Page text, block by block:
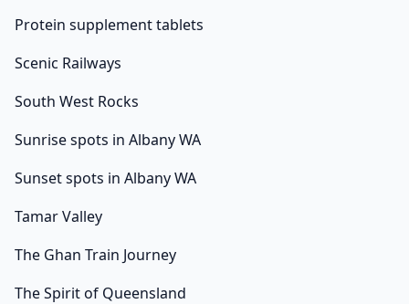
Protein supplement tablets
Scenic Railways
South West Rocks
Sunrise spots in Albany WA
Sunset spots in Albany WA
Tamar Valley
The Ghan Train Journey
The Spirit of Queensland